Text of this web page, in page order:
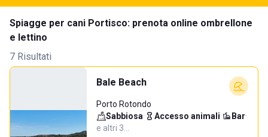
Spiagge per cani Portisco: prenota online ombrellone
e lettino
7 Risultati
Bale Beach
Porto Rotondo
Sabbiosa· Accesso animali· Bar·
e altri 3…